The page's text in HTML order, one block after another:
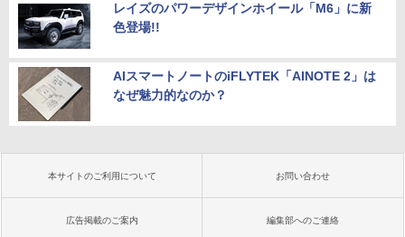
レイズのパワーデザインホイール「M6」に新
色登場!!
AIスマートノートのiFLYTEK「AINOTE 2」は
なぜ魅力的なのか？
本サイトのご利用について お問い合わせ
広告掲載のご案内 編集部へのご連絡